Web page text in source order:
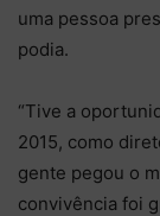
uma pessoa
podia.
“Tive a
2015, como
gente pegou o
convivência foi